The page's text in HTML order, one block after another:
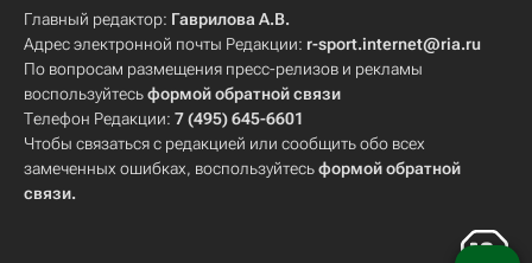
Главный редактор: Гаврилова А.В.
Адрес электронной почты Редакции: r-sport.internet@ria.ru
По вопросам размещения пресс-релизов и рекламы
воспользуйтесьформой обратной связи
Телефон Редакции: 7 (495) 645-6601
Чтобы связаться с редакцией или сообщить обо всех
замеченных ошибках, воспользуйтесьформой обратной
связи.